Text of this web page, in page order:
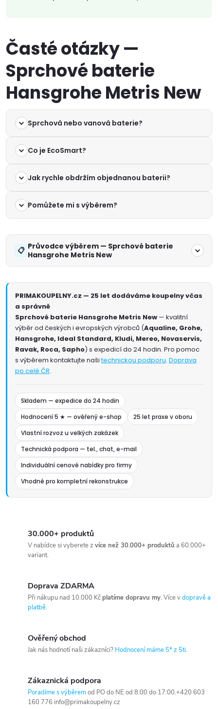
Časté otázky —
Sprchové baterie
Hansgrohe Metris New
Sprchová nebo vanová baterie?
Co je EcoSmart?
Jak rychle obdržím objednanou baterii?
Pomůžete mi s výběrem?
Průvodce výběrem — Sprchové baterie
Hansgrohe Metris New
PRIMAKOUPELNY.cz — 25 let dodáváme koupelny včas
a správně
Sprchové baterie Hansgrohe Metris New — kvalitní
výběr od českých i evropských výrobců (Aqualine, Grohe,
Hansgrohe, Ideal Standard, Kludi, Mereo, Novaservis,
Ravak, Roca, Sapho) s expedicí do 24 hodin. Pro pomoc
s výběrem kontaktujte našitechnickou podporu. Doprava
po celé ČR.
Skladem — expedice do 24 hodin
Hodnocení 5 ★ — ověřený e-shop
25 let praxe v oboru
Vlastní rozvoz u velkých zakázek
Technická podpora — tel., chat, e-mail
Individuální cenové nabídky pro firmy
Vhodné pro kompletní rekonstrukce
30.000+ produktů
V nabídce si vyberete z více než 30.000+ produktů a 60.000+
variant.
Doprava ZDARMA
Při nákupu nad 10.000 Kčplatíme dopravu my. Více vdopravě a
platbě.
Ověřený obchod
Jak nás hodnotí naši zákazníci? Hodnocení máme 5* z 5ti.
Zákaznická podpora
Poradíme s výběremod PO do NE od 8:00 do 17:00.+420 603
160 776 info@primakoupelny.cz